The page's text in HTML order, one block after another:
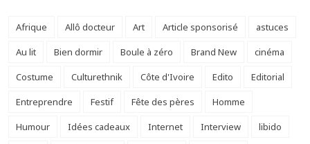
Afrique Allô docteur Art Article sponsorisé
astuces
Au lit
Bien dormir Boule à zéro Brand New
cinéma
Costume
Culturethnik Côte d'Ivoire Edito
Editorial
Entreprendre
Festif Fête des pères
Homme
Humour
Idées cadeaux Internet Interview
libido